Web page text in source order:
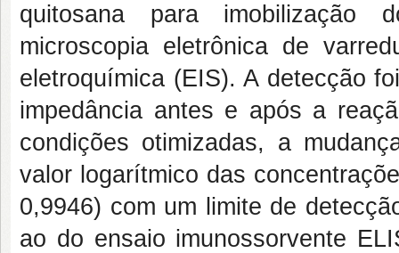
quitosana para imobilização
microscopia eletrônica de
eletroquímica (EIS). A detecção
impedância antes e após a
condições otimizadas, a
valor logarítmico das
0,9946) com um limite de
ao do ensaio imunossorvente